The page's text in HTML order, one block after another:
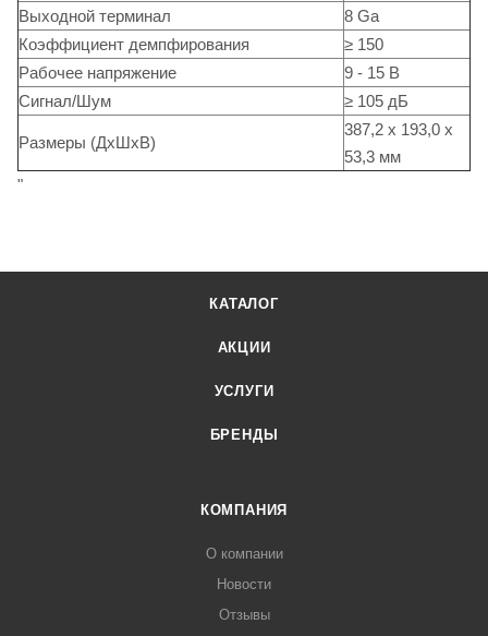
Выходной терминал
8 Ga
Коэффициент демпфирования
≥ 150
Рабочее напряжение
9 - 15 В
Сигнал/Шум
≥ 105 дБ
Размеры (ДxШxВ)
387,2 x 193,0 x
53,3 мм
"
КАТАЛОГ
АКЦИИ
УСЛУГИ
БРЕНДЫ
КОМПАНИЯ
О компании
Новости
Отзывы